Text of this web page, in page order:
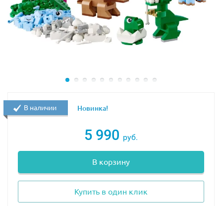
5 990 руб.
В корзину
Купить в один клик
В наличии Новинка!